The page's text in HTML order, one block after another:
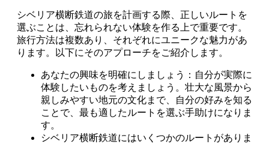
シベリア横断鉄道の旅を計画する際、正しいルートを
選ぶことは、忘れられない体験を作る上で重要です。
旅行方法は複数あり、それぞれにユニークな魅力があ
ります。以下にそのアプローチをご紹介します。
あなたの興味を明確にしましょう：自分が実際に
体験したいものを考えましょう。壮大な風景から
親しみやすい地元の文化まで、自分の好みを知る
ことで、最も適したルートを選ぶ手助けになりま
す。
シベリア横断鉄道にはいくつかのルートがありま